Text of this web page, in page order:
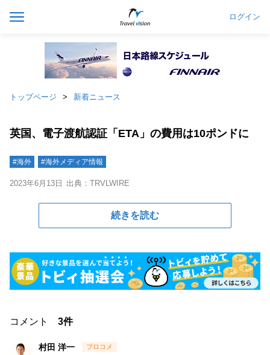
ログイン
トップページ 新着ニュース
英国、電子渡航認証「ETA」の費用は10ポンドに
#海外 #海外メディア情報
2023年6月13日 出典：TRVLWIRE
続きを読む
コメント 3件
村田 洋一